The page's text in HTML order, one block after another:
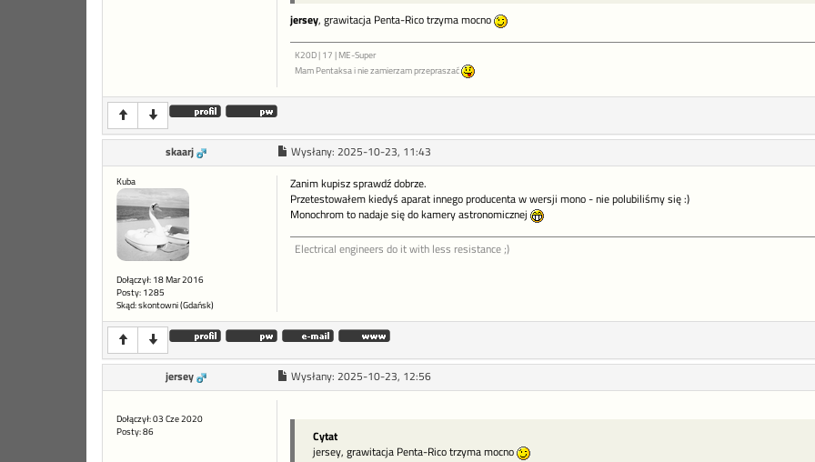
jersey, grawitacja Penta-Rico trzyma mocno
K20D | 17 | ME-Super
Mam Pentaksa i nie zamierzam przepraszać
skaarj Wysłany: 2025-10-23, 11:43
Kuba
Dołączył: 18 Mar 2016
Posty: 1285
Skąd: skontowni (Gdańsk)
Zanim kupisz sprawdź dobrze.
Przetestowałem kiedyś aparat innego producenta w wersji mono - nie polubiliśmy się :)
Monochrom to nadaje się do kamery astronomicznej
Electrical engineers do it with less resistance ;)
jersey Wysłany: 2025-10-23, 12:56
Dołączył: 03 Cze 2020
Posty: 86
Cytat
jersey, grawitacja Penta-Rico trzyma mocno